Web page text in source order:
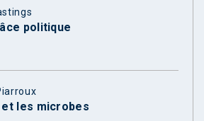
politique
et les microbes